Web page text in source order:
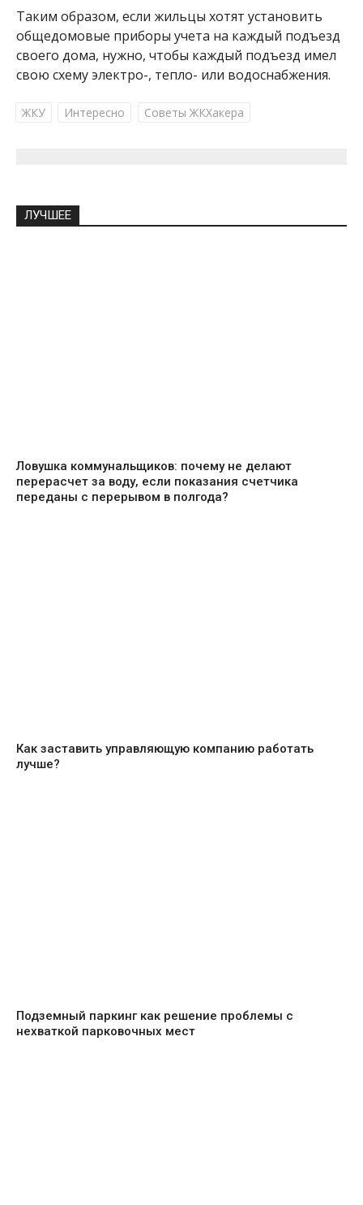
Таким образом, если жильцы хотят установить
общедомовые приборы учета на каждый подъезд
своего дома, нужно, чтобы каждый подъезд имел
свою схему электро-, тепло- или водоснабжения.
ЖКУ Интересно Советы ЖКХакера
ЛУЧШЕЕ
Ловушка коммунальщиков: почему не делают
перерасчет за воду, если показания счетчика
переданы с перерывом в полгода?
Как заставить управляющую компанию работать
лучше?
Подземный паркинг как решение проблемы с
нехваткой парковочных мест